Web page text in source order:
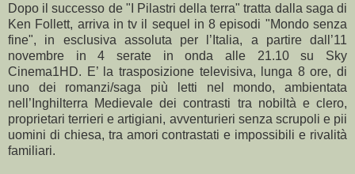
Dopo il successo de "I Pilastri della terra" tratta dalla saga di
Ken Follett, arriva in tv il sequel in 8 episodi "Mondo senza
fine", in esclusiva assoluta per l’Italia, a partire dall’11
novembre in 4 serate in onda alle 21.10 su Sky
Cinema1HD. E’ la trasposizione televisiva, lunga 8 ore, di
uno dei romanzi/saga più letti nel mondo, ambientata
nell’Inghilterra Medievale dei contrasti tra nobiltà e clero,
proprietari terrieri e artigiani, avventurieri senza scrupoli e pii
uomini di chiesa, tra amori contrastati e impossibili e rivalità
familiari.